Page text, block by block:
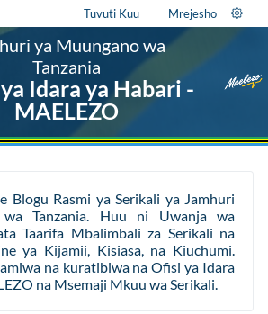
Tuvuti Kuu Mrejesho
ya Muungano wa
Tanzania
Idara ya Habari -
MAELEZO
Blogu Rasmi ya Serikali ya Jamhuri
Tanzania. Huu ni Uwanja wa
Taarifa Mbalimbali za Serikali na
ya Kijamii, Kisiasa, na Kiuchumi.
na kuratibiwa na Ofisi ya Idara
na Msemaji Mkuu wa Serikali.